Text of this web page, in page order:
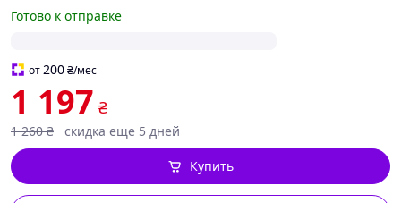
Готово к отправке
от200₴/мес
1 197 ₴
1 260 ₴ скидка еще 5 дней
Купить